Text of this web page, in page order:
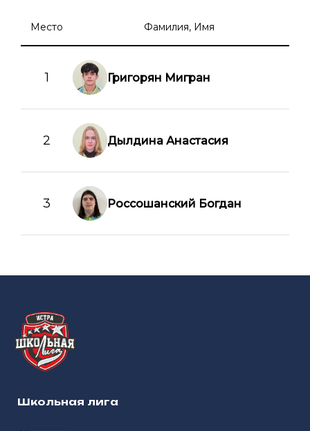
Место Фамилия, Имя
1 Григорян Мигран
2 Дылдина Анастасия
3 Россошанский Богдан
Школьная лига